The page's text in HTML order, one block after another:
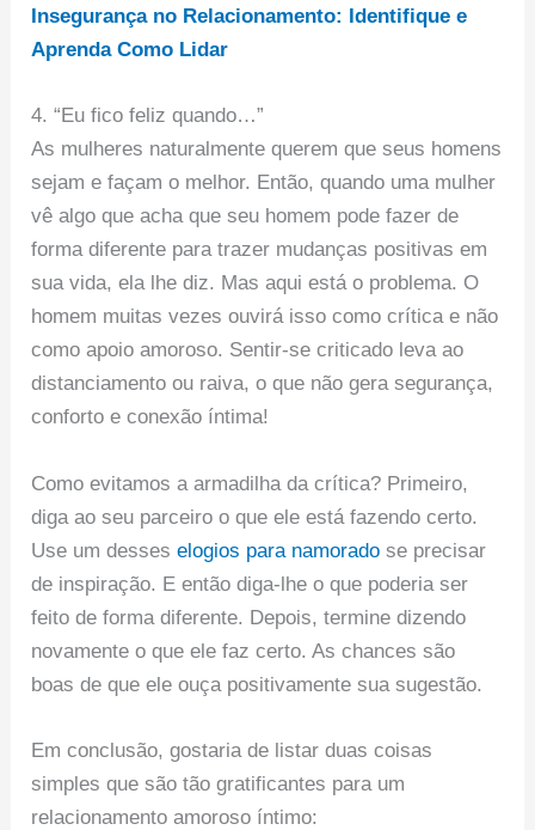
Insegurança no Relacionamento: Identifique e
Aprenda Como Lidar
4. “Eu fico feliz quando…”
As mulheres naturalmente querem que seus homens
sejam e façam o melhor. Então, quando uma mulher
vê algo que acha que seu homem pode fazer de
forma diferente para trazer mudanças positivas em
sua vida, ela lhe diz. Mas aqui está o problema. O
homem muitas vezes ouvirá isso como crítica e não
como apoio amoroso. Sentir-se criticado leva ao
distanciamento ou raiva, o que não gera segurança,
conforto e conexão íntima!
Como evitamos a armadilha da crítica? Primeiro,
diga ao seu parceiro o que ele está fazendo certo.
Use um desseselogios para namorado se precisar
de inspiração. E então diga-lhe o que poderia ser
feito de forma diferente. Depois, termine dizendo
novamente o que ele faz certo. As chances são
boas de que ele ouça positivamente sua sugestão.
Em conclusão, gostaria de listar duas coisas
simples que são tão gratificantes para um
relacionamento amoroso íntimo: